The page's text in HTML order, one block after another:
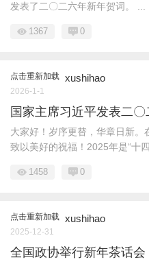
发表了二〇二六年新年贺词。 ...
1367 0
点击重新加载 xushihao
2026-1-1
国家主席习近平发表二〇
大家好！岁序更替，华章日新
致以美好的祝福！2025年是“十四
1458 0
点击重新加载 xushihao
2025-12-31
全国政协举行新年茶话会